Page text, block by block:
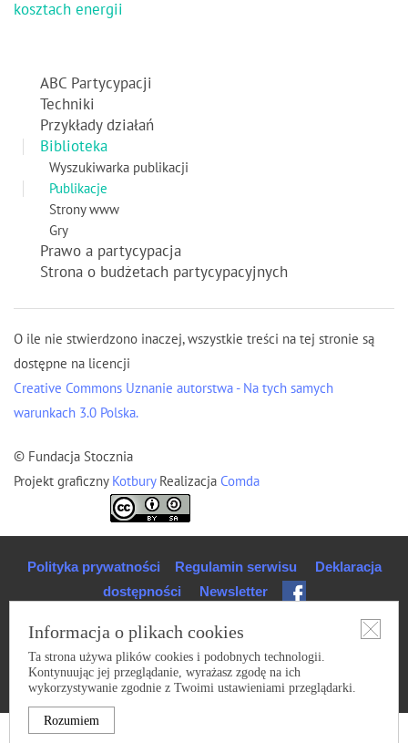
kosztach energii
ABC Partycypacji
Techniki
Przykłady działań
Biblioteka
Wyszukiwarka publikacji
Publikacje
Strony www
Gry
Prawo a partycypacja
Strona o budżetach partycypacyjnych
O ile nie stwierdzono inaczej, wszystkie treści na tej stronie są
dostępne na licencji
Creative Commons Uznanie autorstwa - Na tych samych
warunkach 3.0 Polska.
© Fundacja Stocznia
Projekt graficzny Kotbury Realizacja Comda
Informacja o plikach cookies
Ta strona używa plików cookies i podobnych technologii.
Kontynuując jej przeglądanie, wyrażasz zgodę na ich
wykorzystywanie zgodnie z Twoimi ustawieniami przeglądarki.
Rozumiem
Polityka prywatności Regulamin serwisu
Deklaracja
dostępności
Newsletter